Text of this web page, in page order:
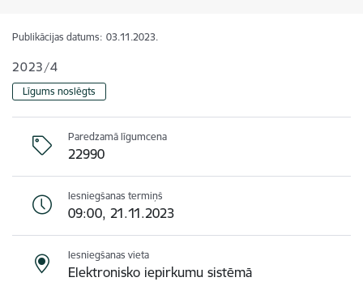
Publikācijas datums: 03.11.2023.
2023/4
Līgums noslēgts
Paredzamā līgumcena
22990
Iesniegšanas termiņš
09:00, 21.11.2023
Iesniegšanas vieta
Elektronisko iepirkumu sistēmā